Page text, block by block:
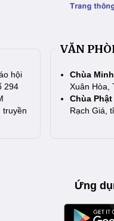
hội
294
truyền
VĂN
Chùa
Xuân Hòa,
Chùa
Rạch Giá,
Ứng